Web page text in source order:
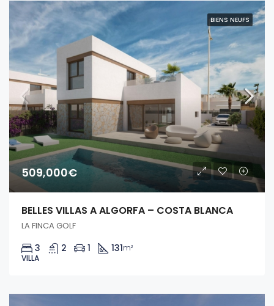
BIENS NEUFS
509,000€
BELLES VILLAS A ALGORFA – COSTA BLANCA
LA FINCA GOLF
3 2 1 131m²
VILLA